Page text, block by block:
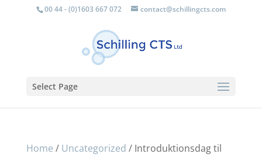
00 44 - (0)1603 667 072 contact@schillingcts.com
Select Page
Home / Uncategorized / Introduktionsdag til